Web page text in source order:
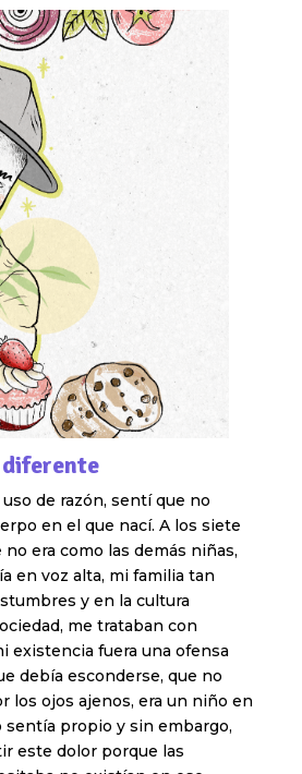
de razón, sentí que no
en el que nací. A los siete
no era como las demás niñas,
en voz alta, mi familia tan
y en la cultura
me trataban con
existencia fuera una ofensa
debía esconderse, que no
los ojos ajenos, era un niño en
sentía propio y sin embargo,
este dolor porque las